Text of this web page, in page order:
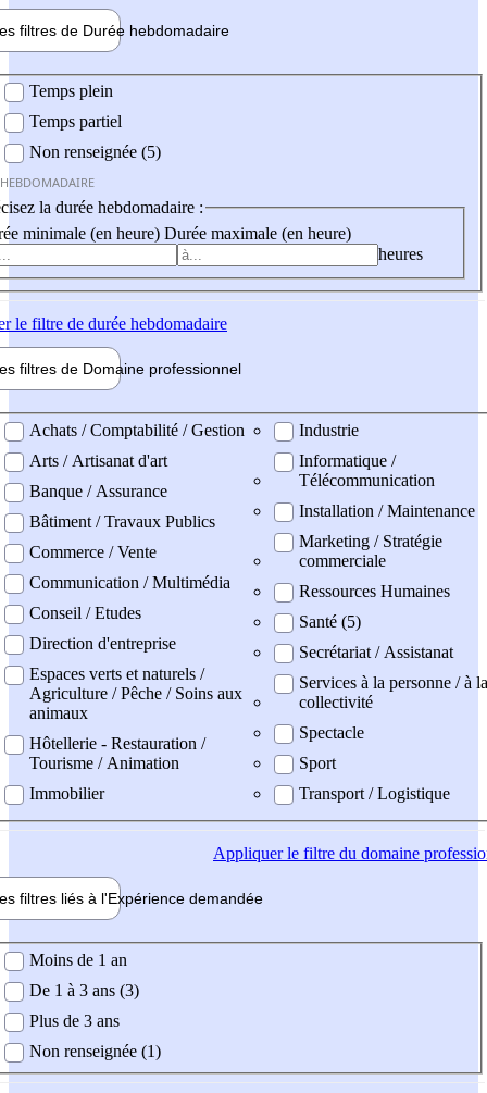
filtres de Durée hebdomadaire
Temps plein
Temps partiel
Non renseignée (5)
la durée hebdomadaire :
minimale (en heure) Durée maximale (en heure)
heures
le filtre de durée hebdomadaire
filtres de Domaine professionnel
professionel
Achats / Comptabilité / Gestion
Arts / Artisanat d'art
Banque / Assurance
Bâtiment / Travaux Publics
Commerce / Vente
Communication / Multimédia
Conseil / Etudes
Direction d'entreprise
Espaces verts et naturels /
Agriculture / Pêche / Soins aux
animaux
Hôtellerie - Restauration /
Tourisme / Animation
Immobilier
Industrie
Informatique /
Télécommunication
Installation / Maintenance
Marketing / Stratégie
commerciale
Ressources Humaines
Santé (5)
Secrétariat / Assistanat
Services à la personne / à la
collectivité
Spectacle
Sport
Transport / Logistique
Appliquerle filtre du domaine
filtres liés à l'Expérience demandée
demandée
Moins de 1 an
De 1 à 3 ans (3)
Plus de 3 ans
Non renseignée (1)